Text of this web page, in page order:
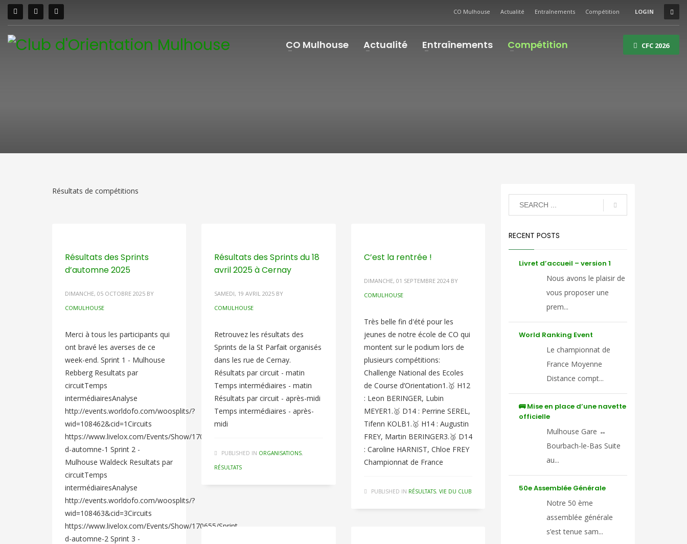
CO Mulhouse Actualité Entraînements Compétition LOGIN
CO Mulhouse Actualité Entraînements Compétition CFC 2026
Résultats de compétitions
Résultats des Sprints
d’automne 2025
DIMANCHE, 05 OCTOBRE 2025 BY
COMULHOUSE
Merci à tous les participants qui
ont bravé les averses de ce
week-end. Sprint 1 - Mulhouse
Rebberg Resultats par
circuitTemps
intermédiairesAnalyse
http://events.worldofo.com/woosplits/?
wid=108462&cid=1Circuits
https://www.livelox.com/Events/Show/170649/Sprint-
d-automne-1 Sprint 2 -
Mulhouse Waldeck Resultats par
circuitTemps
intermédiairesAnalyse
http://events.worldofo.com/woosplits/?
wid=108463&cid=3Circuits
https://www.livelox.com/Events/Show/170655/Sprint-
d-automne-2 Sprint 3 -
Résultats des Sprints du 18
avril 2025 à Cernay
SAMEDI, 19 AVRIL 2025 BY
COMULHOUSE
Retrouvez les résultats des
Sprints de la St Parfait organisés
dans les rue de Cernay.
Résultats par circuit - matin
Temps intermédiaires - matin
Résultats par circuit - après-midi
Temps intermédiaires - après-
midi
PUBLISHED IN ORGANISATIONS,
RÉSULTATS
C’est la rentrée !
DIMANCHE, 01 SEPTEMBRE 2024 BY
COMULHOUSE
Très belle fin d'été pour les
jeunes de notre école de CO qui
montent sur le podium lors de
plusieurs compétitions:
Challenge National des Ecoles
de Course d’Orientation1.🥇 H12
: Leon BERINGER, Lubin
MEYER1.🥇 D14 : Perrine SEREL,
Tifenn KOLB1.🥇 H14 : Augustin
FREY, Martin BERINGER3.🥉 D14
: Caroline HARNIST, Chloe FREY
Championnat de France
PUBLISHED IN RÉSULTATS, VIE DU CLUB
RECENT POSTS
Livret d’accueil – version 1
Nous avons le plaisir de
vous proposer une
prem...
World Ranking Event
Le championnat de
France Moyenne
Distance compt...
🚌 Mise en place d’une navette
officielle
Mulhouse Gare ↔
Bourbach-le-Bas Suite
au...
50e Assemblée Générale
Notre 50 ème
assemblée générale
s’est tenue sam...